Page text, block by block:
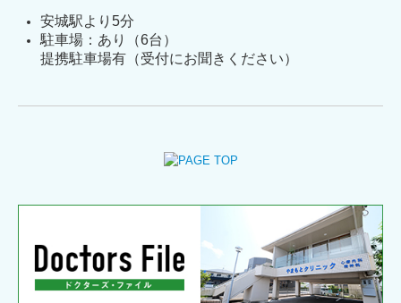
安城駅より5分
駐車場：あり（6台）
提携駐車場有（受付にお聞きください）